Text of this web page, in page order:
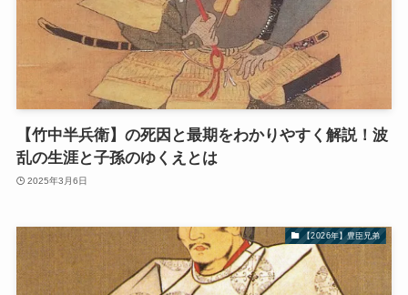
【竹中半兵衛】の死因と最期をわかりやすく解説！波
乱の生涯と子孫のゆくえとは
2025年3月6日
【2026年】豊臣兄弟